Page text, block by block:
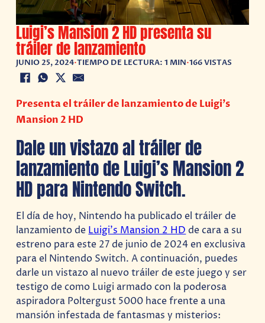
Luigi’s Mansion 2 HD presenta su
tráiler de lanzamiento
JUNIO 25, 2024•TIEMPO DE LECTURA: 1 MIN•166 VISTAS
Presenta el tráiler de lanzamiento de Luigi’s
Mansion 2 HD
Dale un vistazo al tráiler de
lanzamiento de Luigi’s Mansion 2
HD para Nintendo Switch.
El día de hoy, Nintendo ha publicado el tráiler de
lanzamiento deLuigi’s Mansion 2 HDde cara a su
estreno para este 27 de junio de 2024 en exclusiva
para el Nintendo Switch. A continuación, puedes
darle un vistazo al nuevo tráiler de este juego y ser
testigo de como Luigi armado con la poderosa
aspiradora Poltergust 5000 hace frente a una
mansión infestada de fantasmas y misterios: